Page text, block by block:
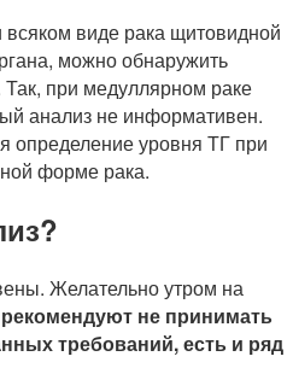
всяком виде рака щитовидной
можно обнаружить
при медуллярном раке
анализ не информативен.
определение уровня ТГ при
форме рака.
Желательно утром на
не принимать
требований, есть и ряд